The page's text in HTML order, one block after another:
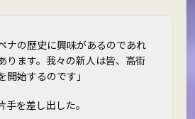
ナの歴史に興味があるのであれ
ります。我々の新人は皆、高街
開始するのです」
を差し出した。